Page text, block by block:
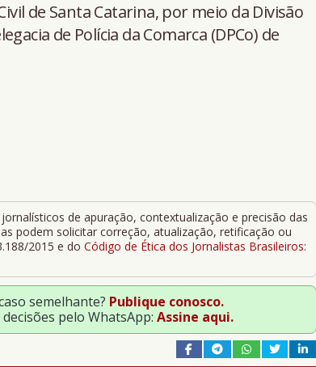
de Santa Catarina, por meio da Divisão
de Polícia da Comarca (DPCo) de
de apuração, contextualização e precisão das
podem solicitar correção, atualização, retificação ou
2015 e do Código de Ética dos Jornalistas Brasileiros:
semelhante? Publique conosco.
pelo WhatsApp: Assine aqui.